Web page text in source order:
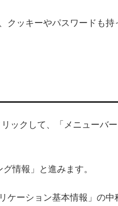
ッキーやパスワードも持
ックして、「メニューバ
情報」と進みます。
ケーション基本情報」の